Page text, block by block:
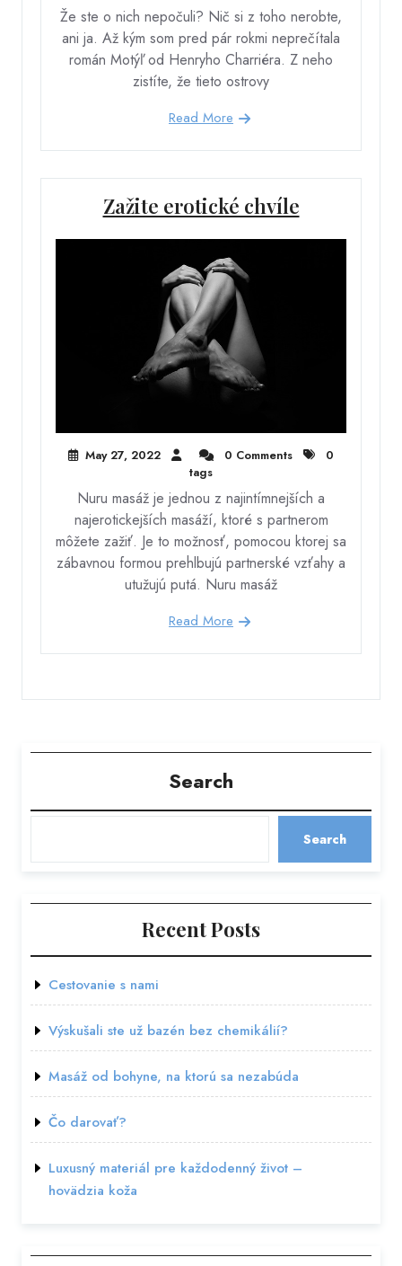
Že ste o nich nepočuli? Nič si z toho nerobte,
ani ja. Až kým som pred pár rokmi neprečítala
román Motýľ od Henryho Charriéra. Z neho
zistíte, že tieto ostrovy
Read More
Zažite erotické chvíle
May 27, 2022 0 Comments
0
tags
Nuru masáž je jednou z najintímnejších a
najerotickejších masáží, ktoré s partnerom
môžete zažiť. Je to možnosť, pomocou ktorej sa
zábavnou formou prehlbujú partnerské vzťahy a
utužujú putá. Nuru masáž
Read More
Search
Search
Recent Posts
Cestovanie s nami
Výskušali ste už bazén bez chemikálií?
Masáž od bohyne, na ktorú sa nezabúda
Čo darovať?
Luxusný materiál pre každodenný život –
hovädzia koža